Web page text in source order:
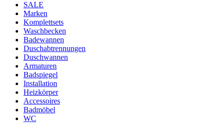
SALE
Marken
Komplettsets
Waschbecken
Badewannen
Duschabtrennungen
Duschwannen
Armaturen
Badspiegel
Installation
Heizkörper
Accessoires
Badmöbel
WC